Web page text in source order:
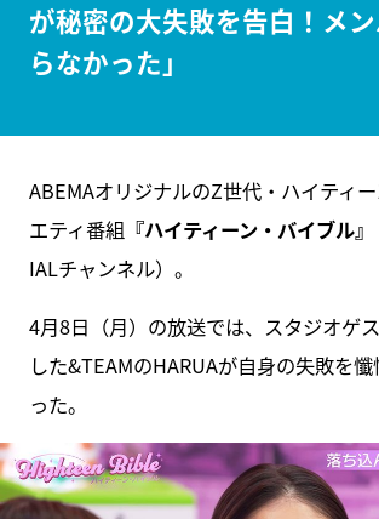
が秘密の大失敗を告白！メ
らなかった」
ABEMAオリジナルのZ世代・ハイティ
エティ番組 『ハイティーン・バイブル』
IALチャンネル）。
4月8日（月）の放送では、スタジオゲ
した&TEAMのHARUAが自身の失敗を
った。